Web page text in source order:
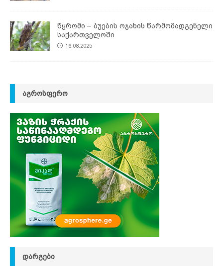
წყრომი – ბუების ოჯახის წარმომადგენელი
საქართველოში
16.08.2025
ᲐᲒᲠᲝᲡᲤᲔᲠᲝ
ᲓᲐᲠᲒᲔᲑᲘ